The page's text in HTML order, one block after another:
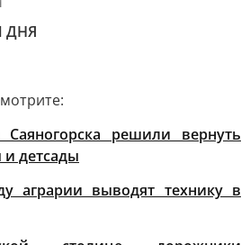
ДНЯ
решили вернуть
детсады
аграрии выводят технику в